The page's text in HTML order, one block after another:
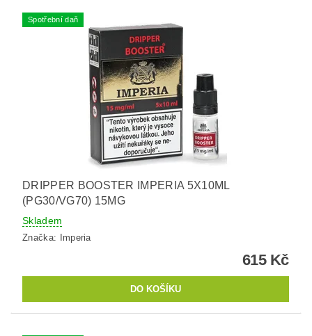
Spotřební daň
DRIPPER BOOSTER IMPERIA 5X10ML
(PG30/VG70) 15MG
Skladem
Značka: Imperia
615 Kč